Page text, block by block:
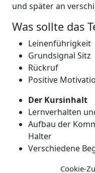
Cookie-
und später an
Was sollte das
Leinenführigkeit
Grundsignal Sitz
Rückruf
Positive
Der Kursinhalt
Lernverhalten
Aufbau der
Halter
Verschiedene